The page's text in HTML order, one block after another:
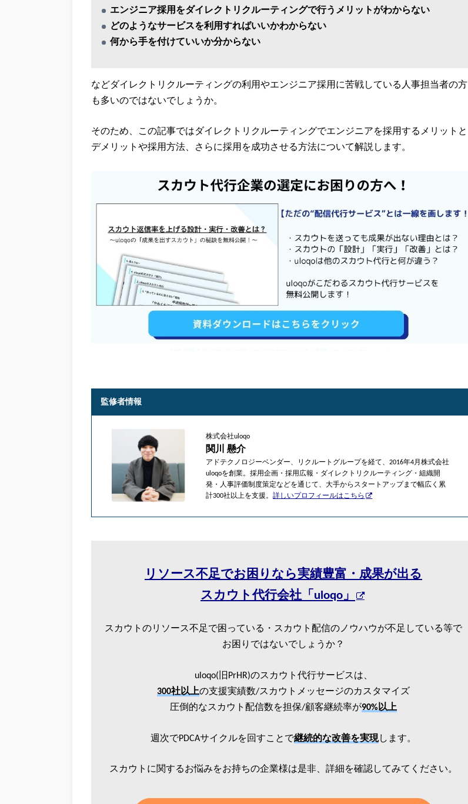
エンジニア採用をダイレクトリクルーティングで行うメリットがわからない
どのようなサービスを利用すればいいかわからない
何から手を付けていいか分からない
などダイレクトリクルーティングの利用やエンジニア採用に苦戦している人事担当者の方
も多いのではないでしょうか。
そのため、この記事ではダイレクトリクルーティングでエンジニアを採用するメリットと
デメリットや採用方法、さらに採用を成功させる方法について解説します。
監修者情報
株式会社uloqo
関川 懸介
アドテクノロジーベンダー、リクルートグループを経て、2016年4月株式会社
uloqoを創業。採用企画・採用広報・ダイレクトリクルーティング・組織開
発・人事評価制度策定などを通じて、大手からスタートアップまで幅広く累
計300社以上を支援。詳しいプロフィールはこちら
リソース不足でお困りなら実績豊富・成果が出る
スカウト代行会社「uloqo」
スカウトのリソース不足で困っている・スカウト配信のノウハウが不足している等で
お困りではないでしょうか？
uloqo(旧PrHR)のスカウト代行サービスは、
300社以上の支援実績数/スカウトメッセージのカスタマイズ
圧倒的なスカウト配信数を担保/顧客継続率が90%以上
週次でPDCAサイクルを回すことで継続的な改善を実現します。
スカウトに関するお悩みをお持ちの企業様は是非、詳細を確認してみてください。